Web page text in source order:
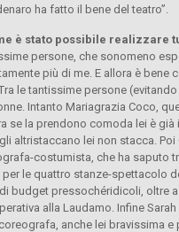
ha fatto il bene del teatro”.
è stato possibile realizzare
persone, che sonomeno
più di me. E allora è bene
le tantissime persone
Intanto Mariagrazia Coco,
se la prendono comoda lei è già
altristaccano lei non stacca. Poi
costumista, che ha saputo
per le quattro stanze-spettacolo
budget pressochéridicoli, oltre
alla Laudamo. Infine
anche lei bravissima e